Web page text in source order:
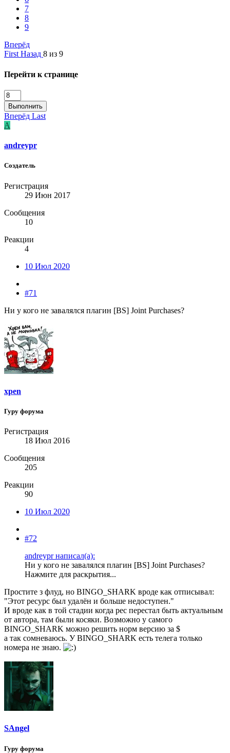
7
8
9
Вперёд
First Назад 8 из 9
Перейти к странице
Выполнить
Вперёд Last
A
andreypr
Создатель
Регистрация
29 Июн 2017
Сообщения
10
Реакции
4
10 Июл 2020
#71
Ни у кого не завалялся плагин [BS] Joint Purchases?
xpen
Гуру форума
Регистрация
18 Июл 2016
Сообщения
205
Реакции
90
10 Июл 2020
#72
andreypr написал(а):
Ни у кого не завалялся плагин [BS] Joint Purchases?
Нажмите для раскрытия...
Простите з флуд, но BINGO_SHARK вроде как отписывал:
"Этот ресурс был удалён и больше недоступен."
И вроде как в той стадии когда рес перестал быть актуальным
от автора, там были косяки. Возможно у самого
BINGO_SHARK можно решить норм версию за $
а так сомневаюсь. У BINGO_SHARK есть телега только
номера не знаю.
SAngel
Гуру форума